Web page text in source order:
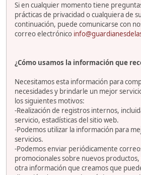
Si en cualquier momento tiene
prácticas de privacidad o cualquiera de
continuación, puede comunicarse con
correo electrónico
¿Cómo usamos la información que
Necesitamos esta información para
necesidades y brindarle un mejor
los siguientes motivos:
-Realización de registros internos,
servicio, estadísticas del sitio web.
-Podemos utilizar la información para
servicios.
-Podemos enviar periódicamente
promocionales sobre nuevos
otra información que creamos que